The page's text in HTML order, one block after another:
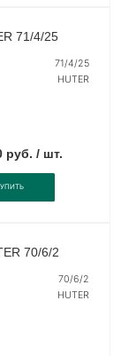
71/4/25
71/4/25
HUTER
руб. / шт.
70/6/2
70/6/2
HUTER